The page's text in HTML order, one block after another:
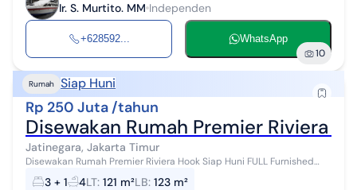
Ir. S. Murtito. MM Independen
+628592... WhatsApp
10
Rumah Siap Huni
Rp 250 Juta /tahun
Disewakan Rumah Premier Riviera
Jatinegara, Jakarta Timur
Disewakan Rumah Premier Riviera Hook Siap Huni FULL Furnished
R234727xxxx
3 + 1 4LT: 121 m²LB: 123 m²